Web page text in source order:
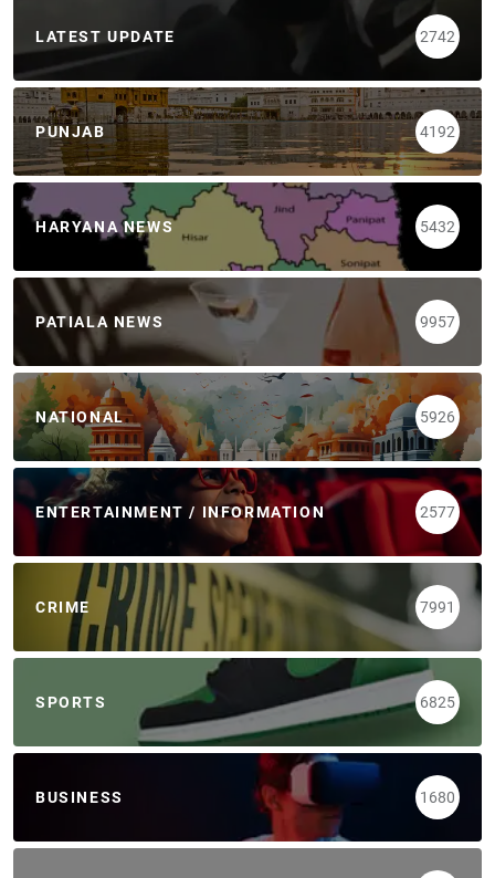
LATEST UPDATE 2742
PUNJAB 4192
HARYANA NEWS 5432
PATIALA NEWS 9957
NATIONAL 5926
ENTERTAINMENT / INFORMATION 2577
CRIME 7991
SPORTS 6825
BUSINESS 1680